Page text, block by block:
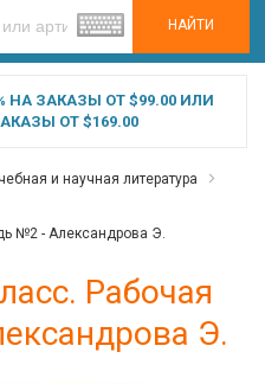
НАЙТИ
ЗАКАЗЫ ОТ $99.00 ИЛИ
ОТ $169.00
и научная литература
№2 - Александрова Э.
Рабочая
Э.